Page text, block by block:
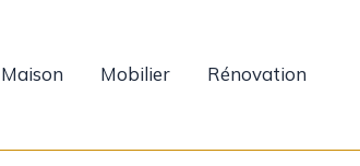
Maison Mobilier Rénovation